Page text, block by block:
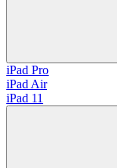
iPad Pro
iPad Air
iPad 11